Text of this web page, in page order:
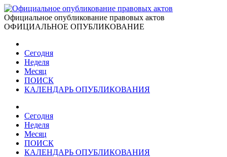
Официальное опубликование правовых актов
ОФИЦИАЛЬНОЕ ОПУБЛИКОВАНИЕ
Сегодня
Неделя
Месяц
ПОИСК
КАЛЕНДАРЬ ОПУБЛИКОВАНИЯ
Сегодня
Неделя
Месяц
ПОИСК
КАЛЕНДАРЬ ОПУБЛИКОВАНИЯ